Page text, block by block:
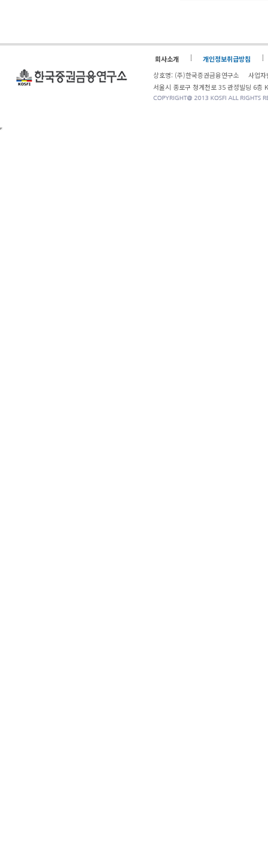
회사소개
개인정보취급방침
상호명: (주)한국증권금융연구소 사업
서울시 종로구 청계천로 35 관정빌딩